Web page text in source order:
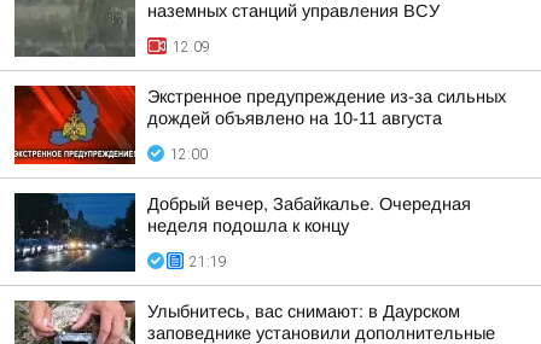
наземных станций управления ВСУ
12:09
Экстренное предупреждение из-за сильных
дождей объявлено на 10-11 августа
12:00
Добрый вечер, Забайкалье. Очередная
неделя подошла к концу
21:19
Улыбнитесь, вас снимают: в Даурском
заповеднике установили дополнительные